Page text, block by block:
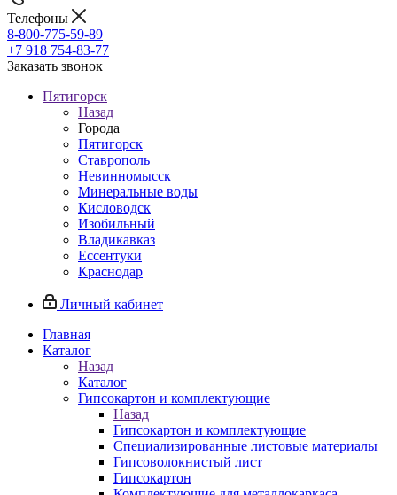
Телефоны
8-800-775-59-89
+7 918 754-83-77
Заказать звонок
Пятигорск
Назад
Города
Пятигорск
Ставрополь
Невинномысск
Минеральные воды
Кисловодск
Изобильный
Владикавказ
Ессентуки
Краснодар
Личный кабинет
Главная
Каталог
Назад
Каталог
Гипсокартон и комплектующие
Назад
Гипсокартон и комплектующие
Специализированные листовые материалы
Гипсоволокнистый лист
Гипсокартон